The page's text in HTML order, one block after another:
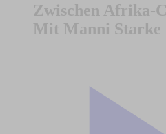
Zwischen Afrika-
Mit Manni Starke